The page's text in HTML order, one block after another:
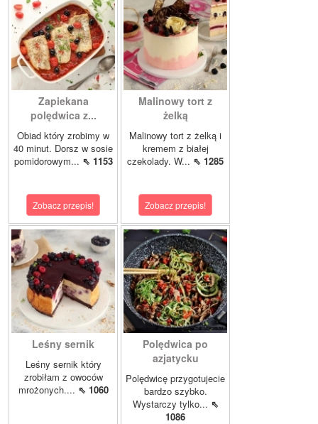
Zapiekana
polędwica z...
Obiad który zrobimy w
40 minut. Dorsz w sosie
pomidorowym... ⇖ 1153
Zobacz przepis!
Malinowy tort z
żelką
Malinowy tort z żelką i
kremem z białej
czekolady. W... ⇖ 1285
Zobacz przepis!
Leśny sernik
Leśny sernik który
zrobiłam z owoców
mrożonych.... ⇖ 1060
Polędwica po
azjatycku
Polędwicę przygotujecie
bardzo szybko.
Wystarczy tylko... ⇖
1086